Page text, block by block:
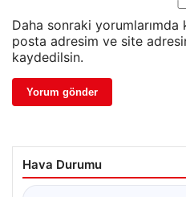
Daha sonraki yorumlarımda
posta adresim ve site
kaydedilsin.
Hava Durumu